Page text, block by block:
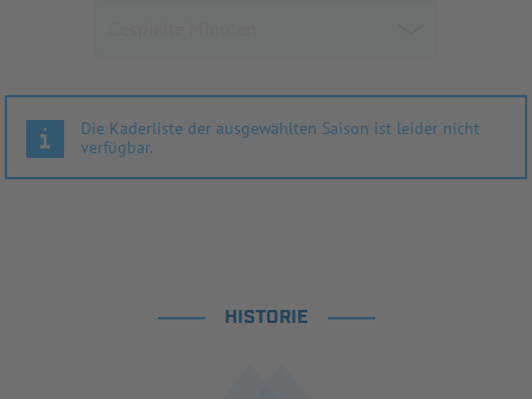
Die Kaderliste der ausgewählten Saison ist leider nicht
verfügbar.
HISTORIE